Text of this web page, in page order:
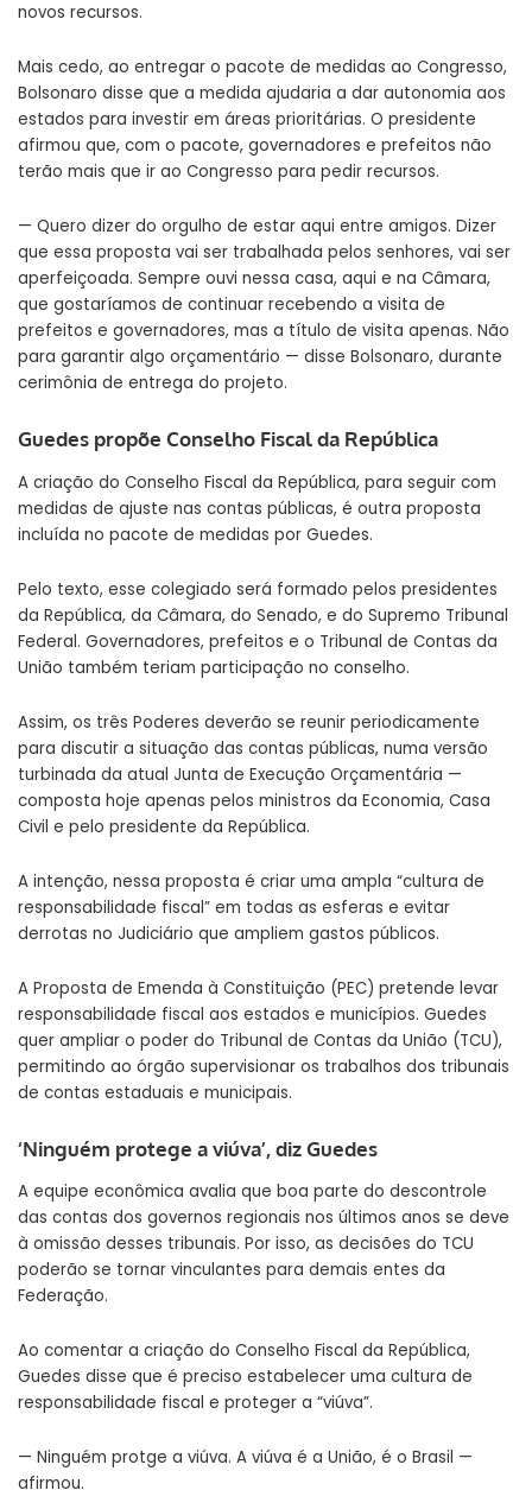
novos recursos.
Mais cedo, ao entregar o pacote de medidas ao Congresso,
Bolsonaro disse que a medida ajudaria a dar autonomia aos
estados para investir em áreas prioritárias. O presidente
afirmou que, com o pacote, governadores e prefeitos não
terão mais que ir ao Congresso para pedir recursos.
— Quero dizer do orgulho de estar aqui entre amigos. Dizer
que essa proposta vai ser trabalhada pelos senhores, vai ser
aperfeiçoada. Sempre ouvi nessa casa, aqui e na Câmara,
que gostaríamos de continuar recebendo a visita de
prefeitos e governadores, mas a título de visita apenas. Não
para garantir algo orçamentário — disse Bolsonaro, durante
cerimônia de entrega do projeto.
Guedes propõe Conselho Fiscal da República
A criação do Conselho Fiscal da República, para seguir com
medidas de ajuste nas contas públicas, é outra proposta
incluída no pacote de medidas por Guedes.
Pelo texto, esse colegiado será formado pelos presidentes
da República, da Câmara, do Senado, e do Supremo Tribunal
Federal. Governadores, prefeitos e o Tribunal de Contas da
União também teriam participação no conselho.
Assim, os três Poderes deverão se reunir periodicamente
para discutir a situação das contas públicas, numa versão
turbinada da atual Junta de Execução Orçamentária —
composta hoje apenas pelos ministros da Economia, Casa
Civil e pelo presidente da República.
A intenção, nessa proposta é criar uma ampla “cultura de
responsabilidade fiscal” em todas as esferas e evitar
derrotas no Judiciário que ampliem gastos públicos.
A Proposta de Emenda à Constituição (PEC) pretende levar
responsabilidade fiscal aos estados e municípios. Guedes
quer ampliar o poder do Tribunal de Contas da União (TCU),
permitindo ao órgão supervisionar os trabalhos dos tribunais
de contas estaduais e municipais.
‘Ninguém protege a viúva’, diz Guedes
A equipe econômica avalia que boa parte do descontrole
das contas dos governos regionais nos últimos anos se deve
à omissão desses tribunais. Por isso, as decisões do TCU
poderão se tornar vinculantes para demais entes da
Federação.
Ao comentar a criação do Conselho Fiscal da República,
Guedes disse que é preciso estabelecer uma cultura de
responsabilidade fiscal e proteger a “viúva”.
— Ninguém protge a viúva. A viúva é a União, é o Brasil —
afirmou.